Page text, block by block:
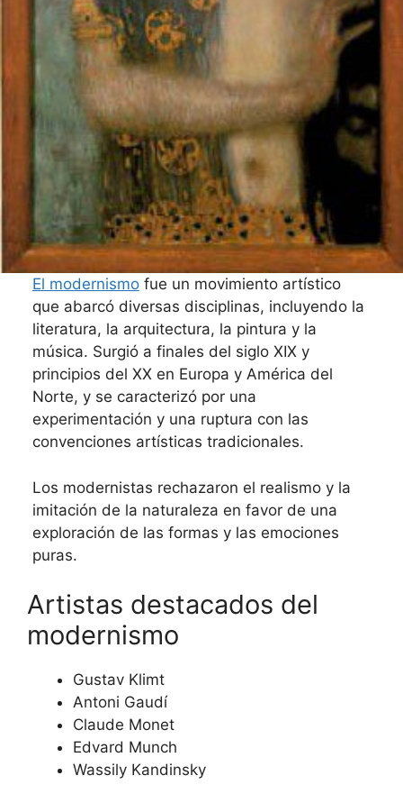
El modernismofue un movimiento artístico
que abarcó diversas disciplinas, incluyendo la
literatura, la arquitectura, la pintura y la
música. Surgió a finales del siglo XIX y
principios del XX en Europa y América del
Norte, y se caracterizó por una
experimentación y una ruptura con las
convenciones artísticas tradicionales.
Los modernistas rechazaron el realismo y la
imitación de la naturaleza en favor de una
exploración de las formas y las emociones
puras.
Artistas destacados del
modernismo
Gustav Klimt
Antoni Gaudí
Claude Monet
Edvard Munch
Wassily Kandinsky